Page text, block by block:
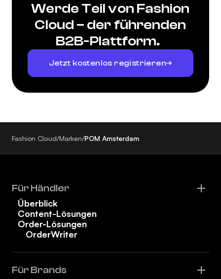
Werde Teil von Fashion
Cloud – der führenden
B2B-Plattform.
Jetzt kostenlos registrieren
Fashion Cloud/Marken/POM Amsterdam
Für Händler
Überblick
Content-Lösungen
Order-Lösungen
OrderWriter
Für Brands